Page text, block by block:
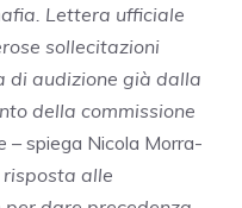
Lettera ufficiale
sollecitazioni
di audizione già dalla
della commissione
– spiega Nicola Morra-
alle